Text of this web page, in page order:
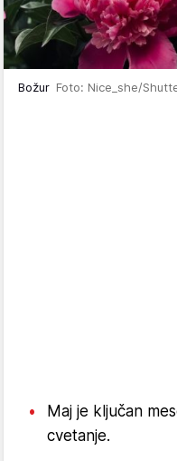
Božur Foto: Nice_she/
Maj je ključan
cvetanje.